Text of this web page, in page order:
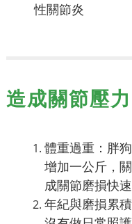
性關節炎
造成關節壓
體重過重：胖
增加一公斤，
成關節磨損快速
年紀與磨損累